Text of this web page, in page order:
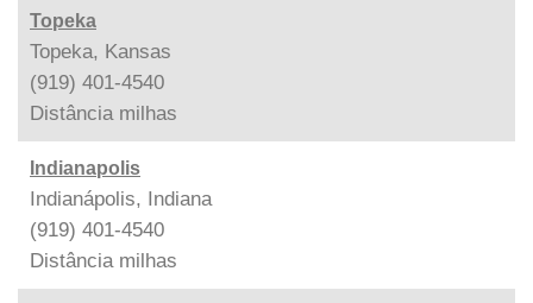
Topeka
Topeka, Kansas
(919) 401-4540
Distância milhas
Indianapolis
Indianápolis, Indiana
(919) 401-4540
Distância milhas